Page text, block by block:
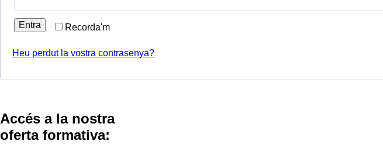
Recorda'm
Entra
Heu perdut la vostra contrasenya?
Accés a la nostra
oferta formativa: